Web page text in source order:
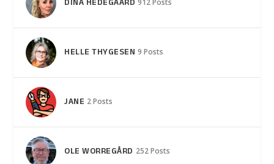
DINA HEDEGAARD 912 Posts
HELLE THYGESEN 9 Posts
JANE 2 Posts
OLE WORREGÅRD 252 Posts